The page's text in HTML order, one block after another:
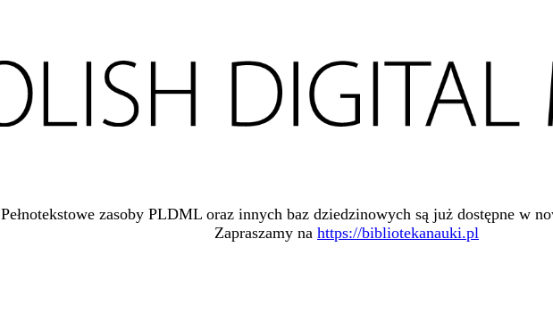
Pełnotekstowe zasoby PLDML oraz innych baz dziedzinowych są już dostępne w
Zapraszamy na https://bibliotekanauki.pl